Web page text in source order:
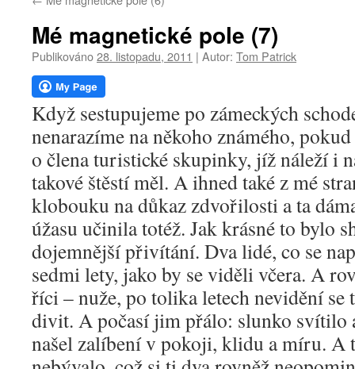
webu
Mé magnetické pole (7)
Publikováno28. listopadu, 2011 | Autor: Tom Patrick
Když sestupujeme po zámeckých
nenarazíme na někoho známého,
o člena turistické skupinky, jíž náleží i
takové štěstí měl. A ihned také z mé
klobouku na důkaz zdvořilosti a ta
úžasu učinila totéž. Jak krásné to bylo
dojemnější přivítání. Dva lidé, co se
sedmi lety, jako by se viděli včera. A
říci – nuže, po tolika letech nevidění
divit. A počasí jim přálo: slunko svítilo
našel zalíbení v pokoji, klidu a míru. A